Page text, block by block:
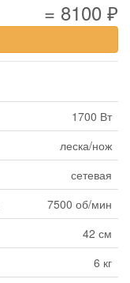
= 8100 ₽
1700 Вт
леска/нож
сетевая
7500 об/мин
42 см
6 кг